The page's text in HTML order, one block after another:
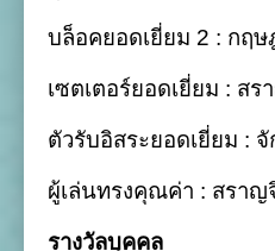
บล็อคยอดเยี่ยม 2 : กฤ
เซตเตอร์ยอดเยี่ยม : ส
ตัวรับอิสระยอดเยี่ยม :
ผู้เล่นทรงคุณค่า : สราญ
รางวัลบุคคล